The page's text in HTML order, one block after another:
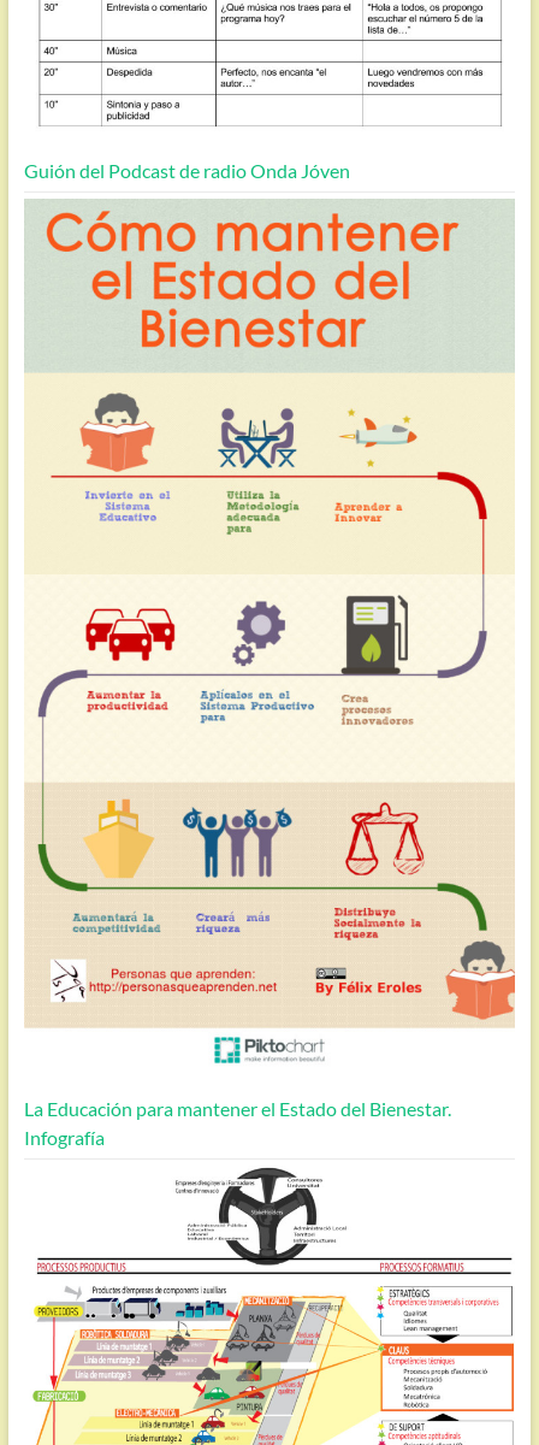
Guión del Podcast de radio Onda Jóven
La Educación para mantener el Estado del Bienestar.
Infografía